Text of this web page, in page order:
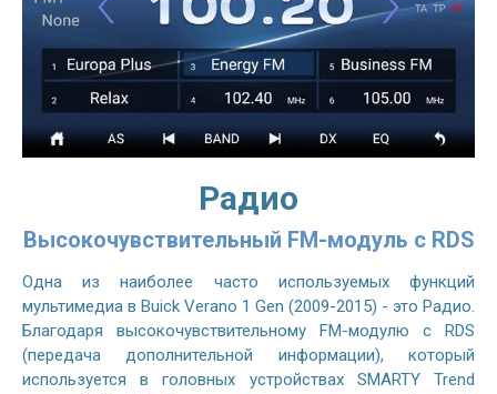
Радио
Высокочувствительный FM-модуль с RDS
Одна из наиболее часто используемых функций
мультимедиа в Buick Verano 1 Gen (2009-2015) - это Радио.
Благодаря высокочувствительному FM-модулю с RDS
(передача дополнительной информации), который
используется в головных устройствах SMARTY Trend